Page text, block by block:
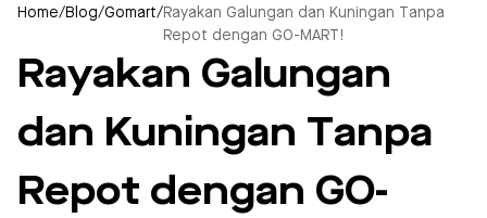
Home/Blog/Gomart/Rayakan Galungan dan Kuningan Tanpa
Repot dengan GO-MART!
Rayakan Galungan
dan Kuningan Tanpa
Repot dengan GO-